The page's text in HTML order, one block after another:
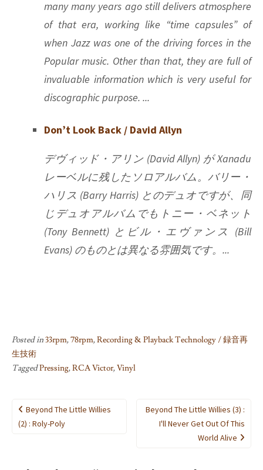
many many years ago still delivers atmosphere
of that era, working like “time capsules” of
when Jazz was one of the driving forces in the
Popular music. Other than that, they are full of
invaluable information which is very useful for
discographic purpose. ...
Don’t Look Back / David Allyn
デヴィッド・アリン (David Allyn) が Xanadu
レーベルに残したソロアルバム。バリー・
ハリス (Barry Harris) とのデュオですが、同
じデュオアルバムでもトニー・ベネット
(Tony Bennett) とビル・エヴァンス (Bill
Evans) のものとは異なる雰囲気です。...
Posted in33rpm,78rpm,Recording & Playback Technology / 録音再
生技術
TaggedPressing,RCA Victor,Vinyl
Post
navigation
Beyond The Little Willies
(2) : Roly-Poly
Beyond The Little Willies (3) :
I'll Never Get Out Of This
World Alive